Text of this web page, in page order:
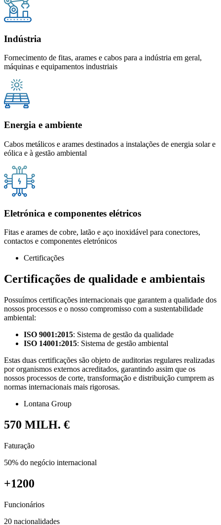
Indústria
Fornecimento de fitas, arames e cabos para a indústria em geral,
máquinas e equipamentos industriais
Energia e ambiente
Cabos metálicos e arames destinados a instalações de energia solar e
eólica e à gestão ambiental
Eletrónica e componentes elétricos
Fitas e arames de cobre, latão e aço inoxidável para conectores,
contactos e componentes eletrónicos
Certificações
Certificações de qualidade e ambientais
Possuímos certificações internacionais que garantem a qualidade dos
nossos processos e o nosso compromisso com a sustentabilidade
ambiental:
ISO 9001:2015: Sistema de gestão da qualidade
ISO 14001:2015: Sistema de gestão ambiental
Estas duas certificações são objeto de auditorias regulares realizadas
por organismos externos acreditados, garantindo assim que os
nossos processos de corte, transformação e distribuição cumprem as
normas internacionais mais rigorosas.
Lontana Group
570 MILH. €
Faturação
50% do negócio internacional
+1200
Funcionários
20 nacionalidades